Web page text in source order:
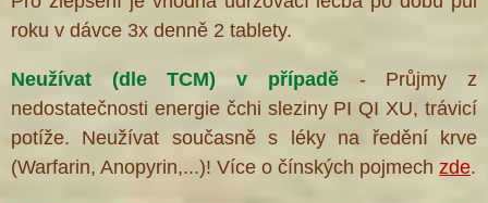
roku v dávce 3x denně 2 tablety.
Neužívat (dle TCM) v případě - Průjmy z
nedostatečnosti energie čchi sleziny PI QI XU, trávicí
potíže. Neužívat současně s léky na ředění krve
(Warfarin, Anopyrin,...)! Více o čínských pojmech zde.